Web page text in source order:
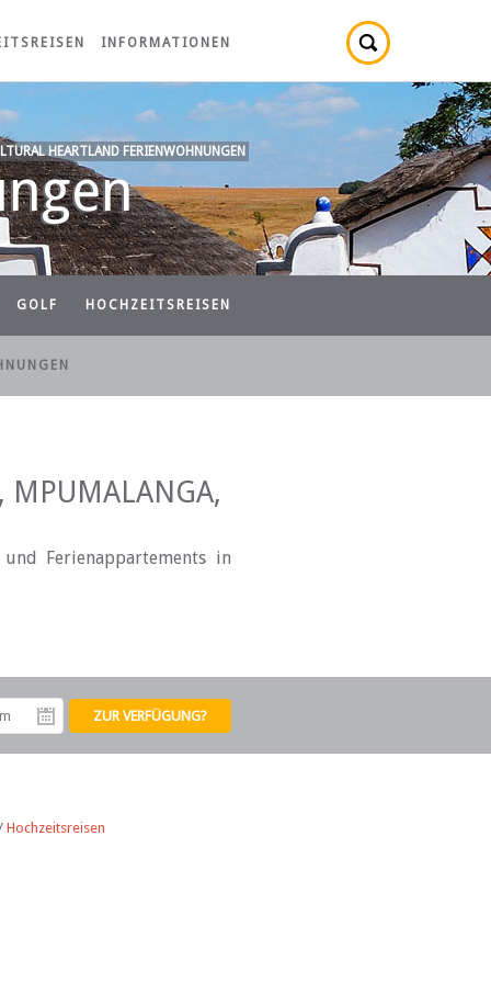
INFORMATIONEN
HEARTLAND FERIENWOHNUNGEN
GOLF HOCHZEITSREISEN
MPUMALANGA,
Ferienappartements in
Hochzeitsreisen